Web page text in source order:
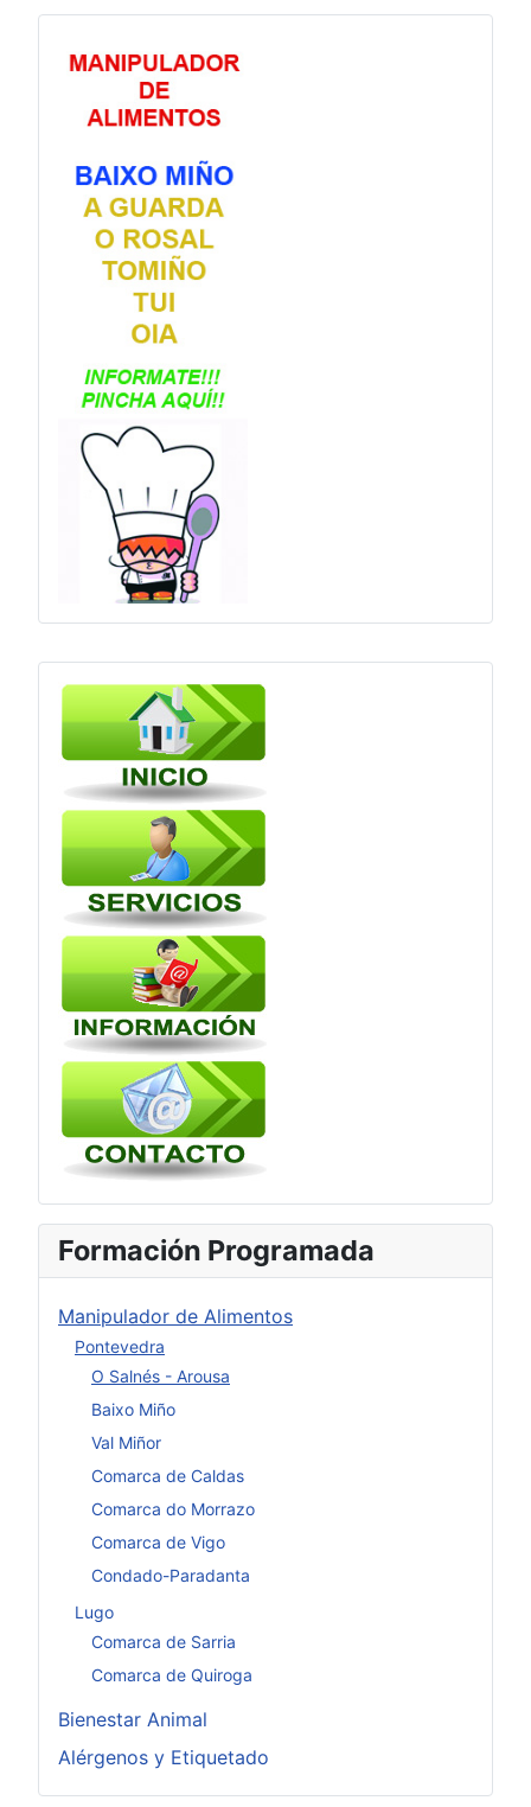
Formación Programada
Manipulador de Alimentos
Pontevedra
O Salnés - Arousa
Baixo Miño
Val Miñor
Comarca de Caldas
Comarca do Morrazo
Comarca de Vigo
Condado-Paradanta
Lugo
Comarca de Sarria
Comarca de Quiroga
Bienestar Animal
Alérgenos y Etiquetado